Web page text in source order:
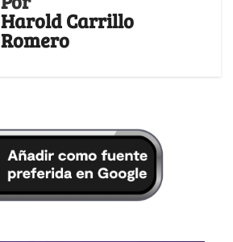
Harold Carrillo
Romero